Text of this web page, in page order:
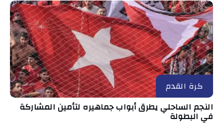
كرة القدم
النجم الساحلي يطرق أبواب جماهيره لتأمين المشاركة
في البطولة